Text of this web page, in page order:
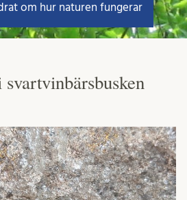
om hur naturen fungerar